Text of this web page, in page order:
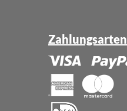
Zahlungsarten